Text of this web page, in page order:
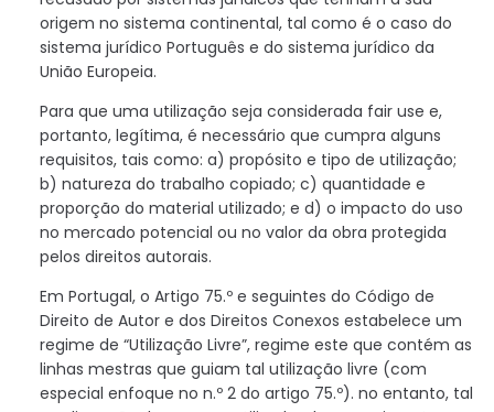
origem no sistema continental, tal como é o caso do
sistema jurídico Português e do sistema jurídico da
União Europeia.
Para que uma utilização seja considerada fair use e,
portanto, legítima, é necessário que cumpra alguns
requisitos, tais como: a) propósito e tipo de utilização;
b) natureza do trabalho copiado; c) quantidade e
proporção do material utilizado; e d) o impacto do uso
no mercado potencial ou no valor da obra protegida
pelos direitos autorais.
Em Portugal, o Artigo 75.º e seguintes do Código de
Direito de Autor e dos Direitos Conexos estabelece um
regime de “Utilização Livre”, regime este que contém as
linhas mestras que guiam tal utilização livre (com
especial enfoque no n.º 2 do artigo 75.º). no entanto, tal